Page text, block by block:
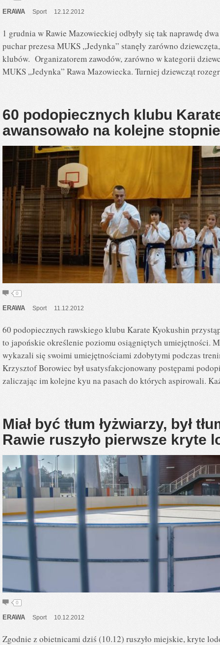
ERAWA Sport 12.12.2012
1 grudnia w Rawie Mazowieckiej odbyły się tak naprawdę
puchar prezesa MUKS „Jedynka” stanęły zarówno
klubów. Organizatorem zawodów, zarówno w kategorii
MUKS „Jedynka” Rawa Mazowiecka. Turniej dziewcząt
60 podopiecznych klubu
awansowało na kolejne
0
ERAWA Sport 11.12.2012
60 podopiecznych rawskiego klubu Karate Kyokushin
to japońskie określenie poziomu osiągniętych umiejętności.
wykazali się swoimi umiejętnościami zdobytymi podczas
Krzysztof Borowiec był usatysfakcjonowany postępami
zaliczając im kolejne kyu na pasach do których aspirowali.
Miał być tłum łyżwiarzy, był
Rawie ruszyło pierwsze kryte
0
ERAWA Sport 10.12.2012
Zgodnie z obietnicami dziś (10.12) ruszyło miejskie, kryte